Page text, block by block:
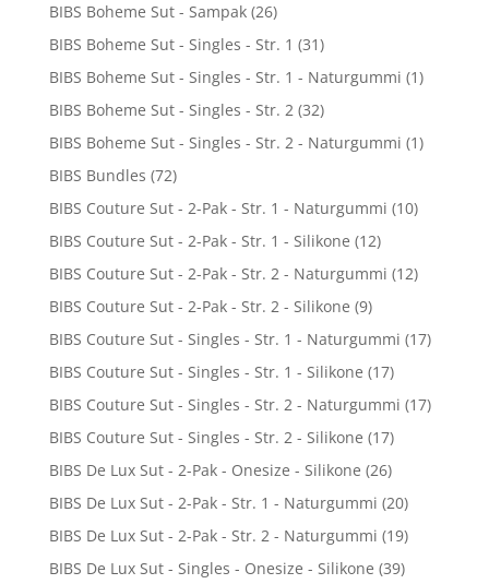
BIBS Boheme Sut - Sampak (26)
BIBS Boheme Sut - Singles - Str. 1 (31)
BIBS Boheme Sut - Singles - Str. 1 - Naturgummi (1)
BIBS Boheme Sut - Singles - Str. 2 (32)
BIBS Boheme Sut - Singles - Str. 2 - Naturgummi (1)
BIBS Bundles (72)
BIBS Couture Sut - 2-Pak - Str. 1 - Naturgummi (10)
BIBS Couture Sut - 2-Pak - Str. 1 - Silikone (12)
BIBS Couture Sut - 2-Pak - Str. 2 - Naturgummi (12)
BIBS Couture Sut - 2-Pak - Str. 2 - Silikone (9)
BIBS Couture Sut - Singles - Str. 1 - Naturgummi (17)
BIBS Couture Sut - Singles - Str. 1 - Silikone (17)
BIBS Couture Sut - Singles - Str. 2 - Naturgummi (17)
BIBS Couture Sut - Singles - Str. 2 - Silikone (17)
BIBS De Lux Sut - 2-Pak - Onesize - Silikone (26)
BIBS De Lux Sut - 2-Pak - Str. 1 - Naturgummi (20)
BIBS De Lux Sut - 2-Pak - Str. 2 - Naturgummi (19)
BIBS De Lux Sut - Singles - Onesize - Silikone (39)